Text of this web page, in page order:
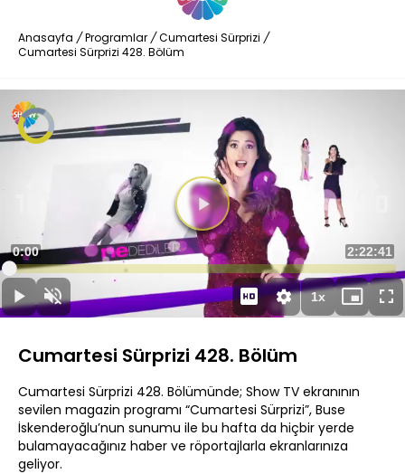
Anasayfa / Programlar / Cumartesi Sürprizi /
Cumartesi Sürprizi 428. Bölüm
DuraklatSesi
Aç
Süre
0:00 Toplam
Süre
2:22:41
Yüklendi:
0.19%
1xOynatma
Hızı
Mini
oynatıcı
Cumartesi Sürprizi 428. Bölüm
Cumartesi Sürprizi 428. Bölümünde; Show TV ekranının
sevilen magazin programı “Cumartesi Sürprizi”, Buse
İskenderoğlu’nun sunumu ile bu hafta da hiçbir yerde
bulamayacağınız haber ve röportajlarla ekranlarınıza
geliyor.